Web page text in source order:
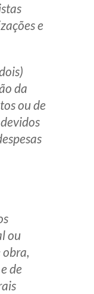
e
da
ou de
ou
obra,
de